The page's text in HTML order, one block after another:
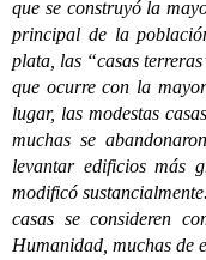
que se construyó la
principal de la
plata, las “casas
que ocurre con la
lugar, las modestas
muchas se
levantar edificios más
modificó
casas se consideren
Humanidad, muchas de